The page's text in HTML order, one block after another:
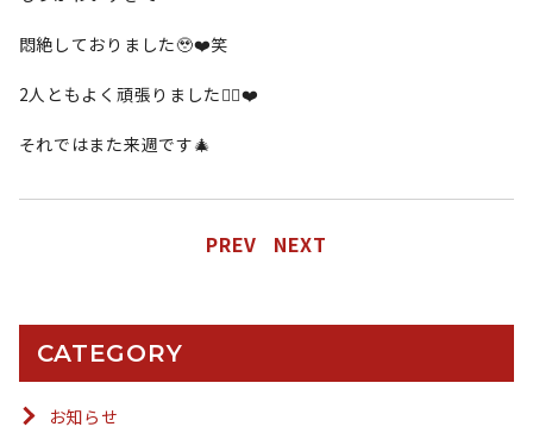
悶絶しておりました🥹❤️笑
2人ともよく頑張りました🙆‍♀️❤️
それではまた来週です🎄
PREV NEXT
CATEGORY
お知らせ